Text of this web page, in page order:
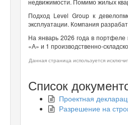
Подход Level Group к
эксплуатации. Компания
На январь 2026 года в портфеле
«А» и 1 производственно-
Данная страница используется
Список
Проектная
Разрешение на